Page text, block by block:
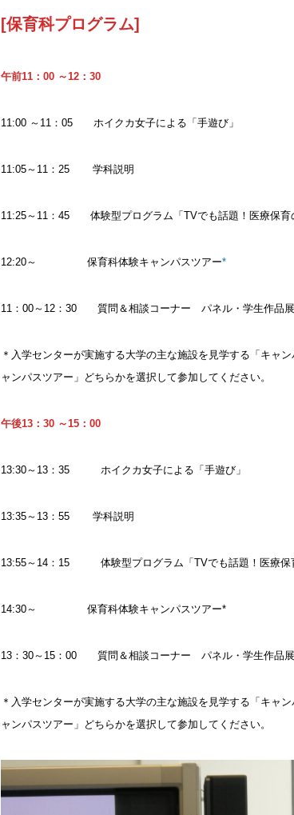
[保育科プログラム]
午前11：00 ～12：30
11:00 ～11：05 ホイクカ女子による「手遊び」
11:05～11：25 学科説明
11:25～11：45 体験型プログラム「TVでも話題！医療保育
12:20～ 保育科体験キャンパスツアー*
11：00～12：30 質問＆相談コーナー パネル・学生作品展
＊入学センターが実施する大学の主な施設を見学する「キャ
ャンパスツアー」どちらかを選択して参加してください。
午後13：30 ～15：00
13:30～13：35 ホイクカ女子による「手遊び」
13:35～13：55 学科説明
13:55～14：15 体験型プログラム「TVでも話題！医療保育
14:30～ 保育科体験キャンパスツアー*
13：30～15：00 質問＆相談コーナー パネル・学生作品展
＊入学センターが実施する大学の主な施設を見学する「キャ
ャンパスツアー」どちらかを選択して参加してください。